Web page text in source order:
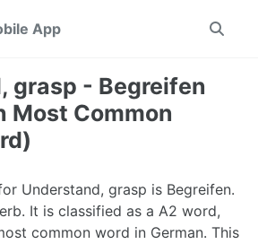
App
Toggle
grasp - Begreifen
Most Common
Understand, grasp is Begreifen.
It is classified as a A2 word,
common word in German. This